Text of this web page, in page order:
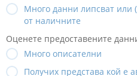
Много данни липсват или
от наличните
Оценете предоставените
Много описателни
Получих представа кой е